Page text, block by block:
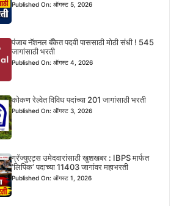
Published On: ऑगस्ट 5, 2026
पंजाब नॅशनल बँकेत पदवी पाससाठी मोठी संधी ! 545
जागांसाठी भरती
Published On: ऑगस्ट 4, 2026
कोकण रेल्वेत विविध पदांच्या 201 जागांसाठी भरती
Published On: ऑगस्ट 3, 2026
ग्रॅज्युएट्स उमेदवारांसाठी खुशखबर : IBPS मार्फत
‘लिपिक’ पदाच्या 11403 जागांवर महाभरती
Published On: ऑगस्ट 1, 2026